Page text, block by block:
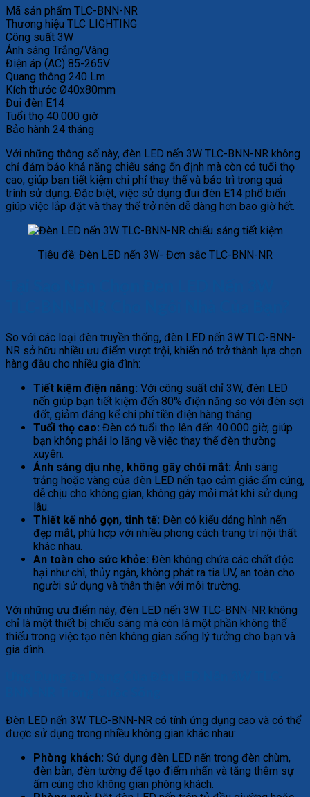
Mã sản phẩm TLC-BNN-NR
Thương hiệu TLC LIGHTING
Công suất 3W
Ánh sáng Trắng/Vàng
Điện áp (AC) 85-265V
Quang thông 240 Lm
Kích thước Ø40x80mm
Đui đèn E14
Tuổi thọ 40.000 giờ
Bảo hành 24 tháng
Với những thông số này, đèn LED nến 3W TLC-BNN-NR không
chỉ đảm bảo khả năng chiếu sáng ổn định mà còn có tuổi thọ
cao, giúp bạn tiết kiệm chi phí thay thế và bảo trì trong quá
trình sử dụng. Đặc biệt, việc sử dụng đui đèn E14 phổ biến
giúp việc lắp đặt và thay thế trở nên dễ dàng hơn bao giờ hết.
Tiêu đề: Đèn LED nến 3W- Đơn sắc TLC-BNN-NR
So với các loại đèn truyền thống, đèn LED nến 3W TLC-BNN-
NR sở hữu nhiều ưu điểm vượt trội, khiến nó trở thành lựa chọn
hàng đầu cho nhiều gia đình:
Tiết kiệm điện năng: Với công suất chỉ 3W, đèn LED
nến giúp bạn tiết kiệm đến 80% điện năng so với đèn sợi
đốt, giảm đáng kể chi phí tiền điện hàng tháng.
Tuổi thọ cao: Đèn có tuổi thọ lên đến 40.000 giờ, giúp
bạn không phải lo lắng về việc thay thế đèn thường
xuyên.
Ánh sáng dịu nhẹ, không gây chói mắt: Ánh sáng
trắng hoặc vàng của đèn LED nến tạo cảm giác ấm cúng,
dễ chịu cho không gian, không gây mỏi mắt khi sử dụng
lâu.
Thiết kế nhỏ gọn, tinh tế: Đèn có kiểu dáng hình nến
đẹp mắt, phù hợp với nhiều phong cách trang trí nội thất
khác nhau.
An toàn cho sức khỏe: Đèn không chứa các chất độc
hại như chì, thủy ngân, không phát ra tia UV, an toàn cho
người sử dụng và thân thiện với môi trường.
Với những ưu điểm này, đèn LED nến 3W TLC-BNN-NR không
chỉ là một thiết bị chiếu sáng mà còn là một phần không thể
thiếu trong việc tạo nên không gian sống lý tưởng cho bạn và
gia đình.
Đèn LED nến 3W TLC-BNN-NR có tính ứng dụng cao và có thể
được sử dụng trong nhiều không gian khác nhau:
Phòng khách: Sử dụng đèn LED nến trong đèn chùm,
đèn bàn, đèn tường để tạo điểm nhấn và tăng thêm sự
ấm cúng cho không gian phòng khách.